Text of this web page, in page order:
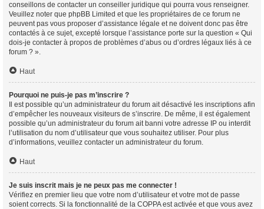
conseillons de contacter un conseiller juridique qui pourra vous renseigner.
Veuillez noter que phpBB Limited et que les propriétaires de ce forum ne
peuvent pas vous proposer d’assistance légale et ne doivent donc pas être
contactés à ce sujet, excepté lorsque l’assistance porte sur la question « Qui
dois-je contacter à propos de problèmes d’abus ou d’ordres légaux liés à ce
forum ? ».
Haut
Pourquoi ne puis-je pas m’inscrire ?
Il est possible qu’un administrateur du forum ait désactivé les inscriptions afin
d’empêcher les nouveaux visiteurs de s’inscrire. De même, il est également
possible qu’un administrateur du forum ait banni votre adresse IP ou interdit
l’utilisation du nom d’utilisateur que vous souhaitez utiliser. Pour plus
d’informations, veuillez contacter un administrateur du forum.
Haut
Je suis inscrit mais je ne peux pas me connecter !
Vérifiez en premier lieu que votre nom d’utilisateur et votre mot de passe
soient corrects. Si la fonctionnalité de la COPPA est activée et que vous avez